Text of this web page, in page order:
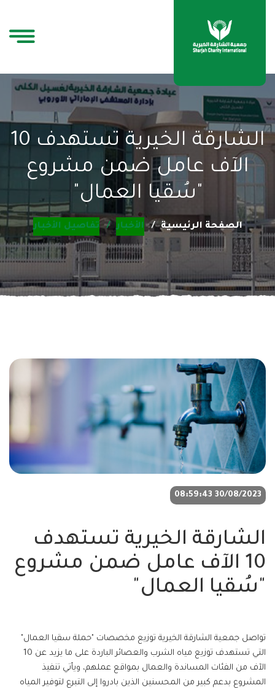
الشارقة الخيرية تستهدف 10
الآف عامل ضمن مشروع
"سُقيا العمال"
الصفحة الرئيسية الأخبار تفاصيل الأخبار
30/08/2023 08:59:43
الشارقة الخيرية تستهدف
10 الآف عامل ضمن مشروع
"سُقيا العمال"
تواصل جمعية الشارقة الخيرية توزيع مخصصات "حملة سقيا العمال"
التي تستهدف توزيع مياه الشرب والعصائر الباردة على ما يزيد عن 10
الآف من الفئات المساندة والعمال بمواقع عملهم، ويأتي تنفيذ
المشروع بدعم كبير من المحسنين الذين بادروا إلى التبرع لتوفير المياه